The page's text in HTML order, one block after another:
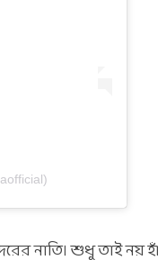
নাতি। শুধু তাই নয়